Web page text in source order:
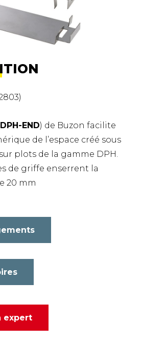
DPH-END) de Buzon facilite
de l’espace créé sous
plots de la gamme DPH.
de griffe enserrent la
20 mm
expert